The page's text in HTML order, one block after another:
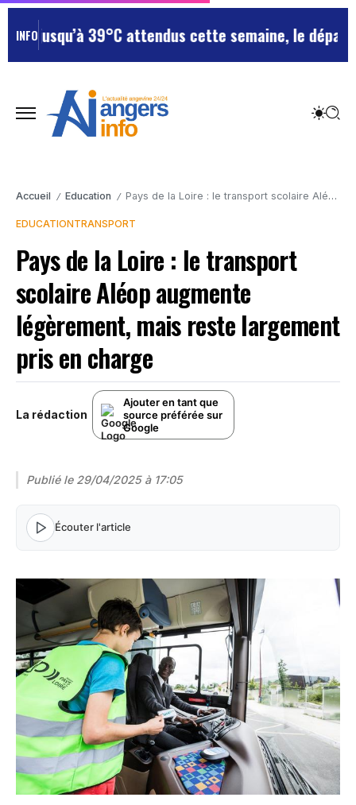
INFO 39°C attendus cette semaine, le
Accueil / Education / Pays de la Loire : le transport scolaire Aléop augmente légèrement, mais reste largement pris en charge
EDUCATIONTRANSPORT
Pays de la Loire : le transport
scolaire Aléop augmente
légèrement, mais reste largement
pris en charge
La rédaction
Ajouter en tant que
source préférée sur
Google
Publié le 29/04/2025 à 17:05
Écouter l'article